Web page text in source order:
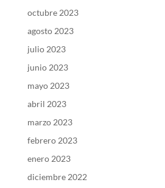
octubre 2023
agosto 2023
julio 2023
junio 2023
mayo 2023
abril 2023
marzo 2023
febrero 2023
enero 2023
diciembre 2022